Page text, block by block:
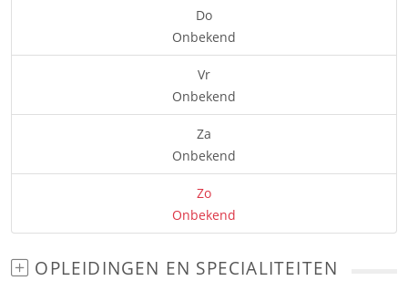
Do
Onbekend
Vr
Onbekend
Za
Onbekend
Zo
Onbekend
OPLEIDINGEN EN SPECIALITEITEN